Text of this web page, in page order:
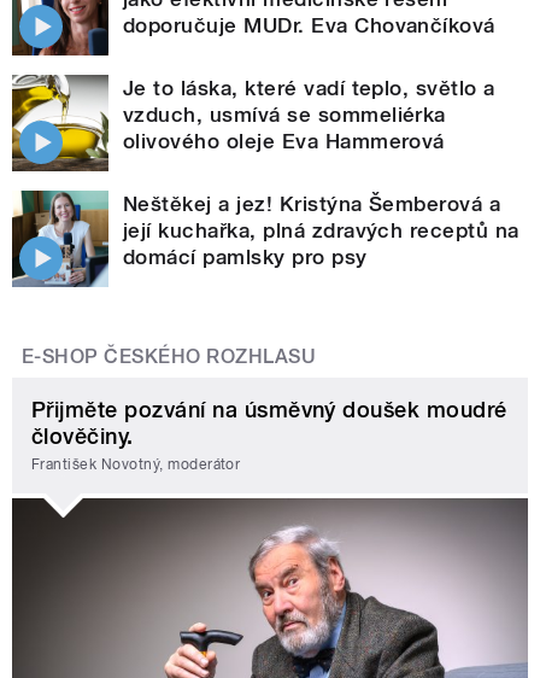
doporučuje MUDr. Eva Chovančíková
Je to láska, které vadí teplo, světlo a
vzduch, usmívá se sommeliérka
olivového oleje Eva Hammerová
Neštěkej a jez! Kristýna Šemberová a
její kuchařka, plná zdravých receptů na
domácí pamlsky pro psy
E-SHOP ČESKÉHO ROZHLASU
Přijměte pozvání na úsměvný doušek moudré
člověčiny.
František Novotný, moderátor